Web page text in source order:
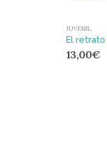
JUVENIL
El retrato
13,00€